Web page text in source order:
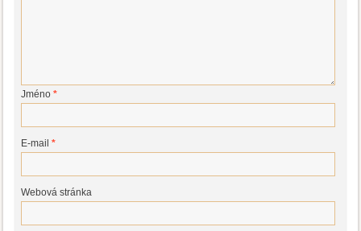
Jméno*
E-mail*
Webová stránka